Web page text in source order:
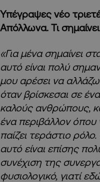
Υπέγραψες νέο
Απόλλωνα. Τι
«Για μένα σημαίνει
αυτό είναι πολύ
μου αρέσει να
όταν βρίσκεσαι σε
καλούς ανθρώπους,
ένα περιβάλλον όπου
παίζει τεράστιο
αυτό είναι επίσης
συνέχιση της
φυσιολογικό, γιατί